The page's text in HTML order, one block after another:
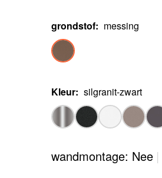
grondstof: messing
Kleur: silgranit-zwart
wandmontage: Nee |